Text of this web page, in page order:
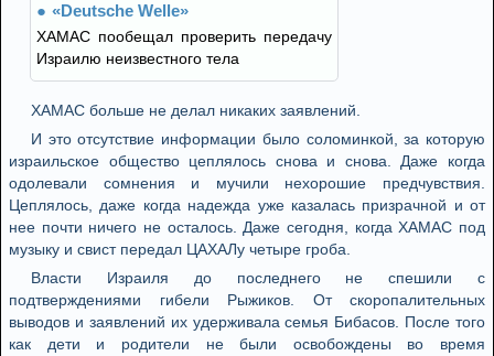
«Deutsche Welle»
ХАМАС пообещал проверить передачу
Израилю неизвестного тела
ХАМАС больше не делал никаких заявлений.
И это отсутствие информации было соломинкой, за которую
израильское общество цеплялось снова и снова. Даже когда
одолевали сомнения и мучили нехорошие предчувствия.
Цеплялось, даже когда надежда уже казалась призрачной и от
нее почти ничего не осталось. Даже сегодня, когда ХАМАС под
музыку и свист передал ЦАХАЛу четыре гроба.
Власти Израиля до последнего не спешили с
подтверждениями гибели Рыжиков. От скоропалительных
выводов и заявлений их удерживала семья Бибасов. После того
как дети и родители не были освобождены во время